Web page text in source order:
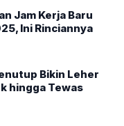
Jam Kerja Baru
Ini Rinciannya
Bikin Leher
hingga Tewas